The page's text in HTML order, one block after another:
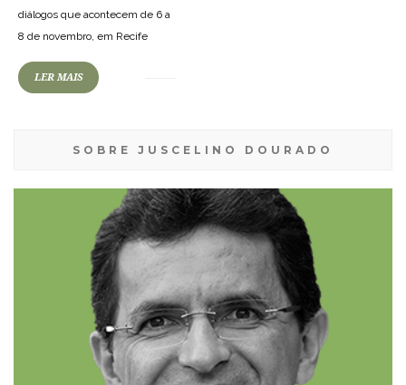
diálogos que acontecem de 6 a
8 de novembro, em Recife
LER MAIS
SOBRE JUSCELINO DOURADO